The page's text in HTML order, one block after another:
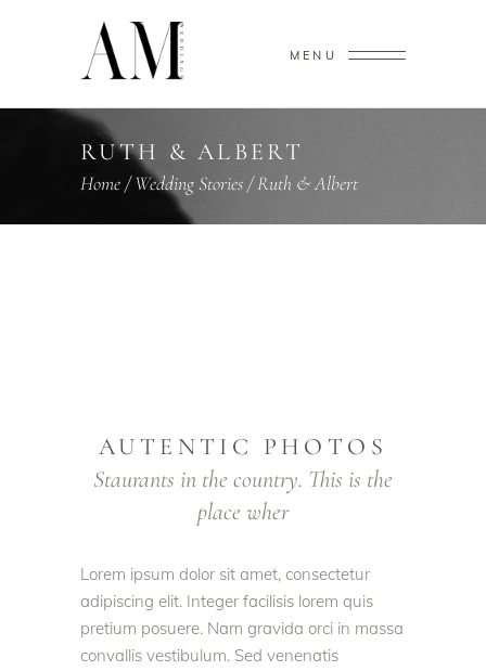
MENU
RUTH & ALBERT
Home/Wedding Stories/Ruth & Albert
AUTENTIC PHOTOS
Staurants in the country. This is the
place wher
Lorem ipsum dolor sit amet, consectetur
adipiscing elit. Integer facilisis lorem quis
pretium posuere. Nam gravida orci in massa
convallis vestibulum. Sed venenatis